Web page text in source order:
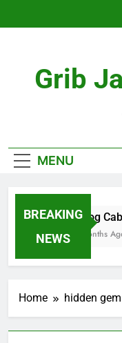
Grib
MENU
BREAKING
NEWS
Bulog
4 Months Ago
Home hidden gem